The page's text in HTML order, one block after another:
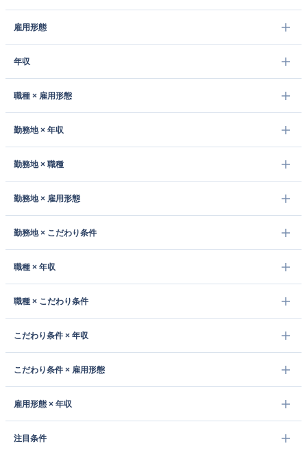
雇用形態
年収
職種 × 雇用形態
勤務地 × 年収
勤務地 × 職種
勤務地 × 雇用形態
勤務地 × こだわり条件
職種 × 年収
職種 × こだわり条件
こだわり条件 × 年収
こだわり条件 × 雇用形態
雇用形態 × 年収
注目条件